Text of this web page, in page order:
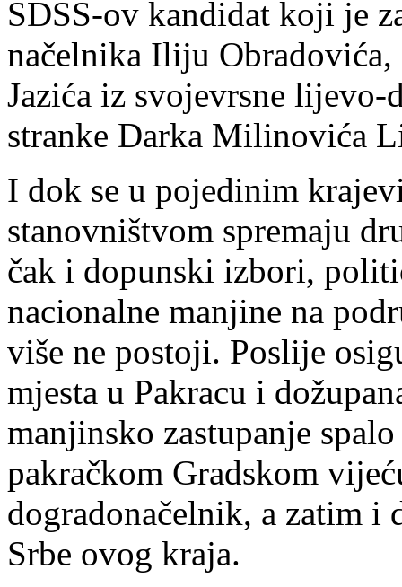
SDSS-ov kandidat koji je
načelnika Iliju Obradovića,
Jazića iz svojevrsne lijevo-
stranke Darka Milinovića
I dok se u pojedinim
stanovništvom spremaju
čak i dopunski izbori,
nacionalne manjine na
više ne postoji. Poslije
mjesta u Pakracu i
manjinsko zastupanje
pakračkom Gradskom
dogradonačelnik, a zatim i
Srbe ovog kraja.